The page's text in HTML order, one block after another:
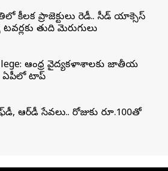
కీలక ప్రాజెక్టులు రెడీ.. సీడ్‌ యాక్సెస్‌
తుది మెరుగులు
ఆంధ్ర వైద్యకళాశాలకు జాతీయ
ఏపీలో టాప్
ఆర్‌డీ సేవలు.. రోజుకు రూ.100తో